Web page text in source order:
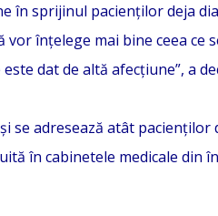
în sprijinul pacienților deja
înțelege mai bine ceea ce
dat de altă afecțiune”, a
se adresează atât pacienților
în cabinetele medicale din